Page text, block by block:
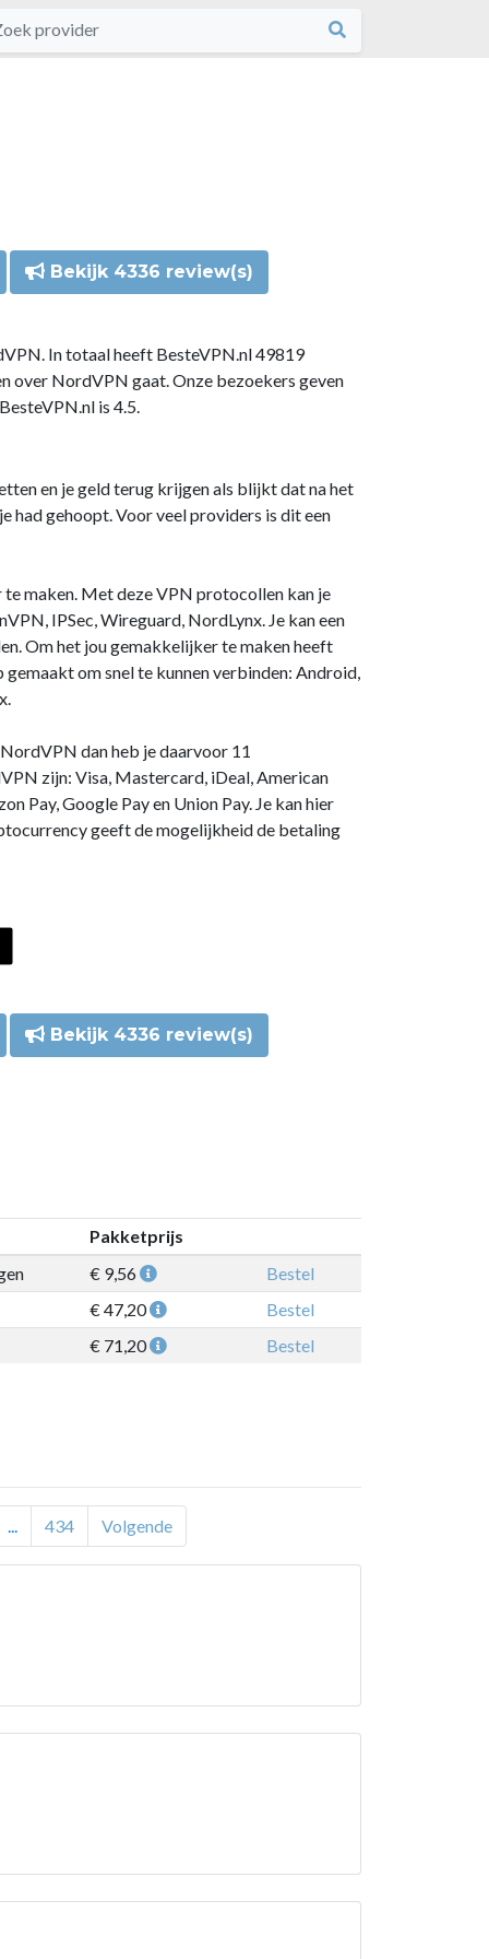
Bekijk 4336 review(s)
In totaal heeft BesteVPN.nl 49819
over NordVPN gaat. Onze bezoekers geven
is 4.5.
en je geld terug krijgen als blijkt dat na het
had gehoopt. Voor veel providers is dit een
maken. Met deze VPN protocollen kan je
IPSec, Wireguard, NordLynx. Je kan een
Om het jou gemakkelijker te maken heeft
om snel te kunnen verbinden: Android,
dan heb je daarvoor 11
zijn: Visa, Mastercard, iDeal, American
Pay, Google Pay en Union Pay. Je kan hier
geeft de mogelijkheid de betaling
Bekijk 4336 review(s)
Pakketprijs
€ 9,56
Bestel
€ 47,20
Bestel
€ 71,20 Bestel
434 Volgende